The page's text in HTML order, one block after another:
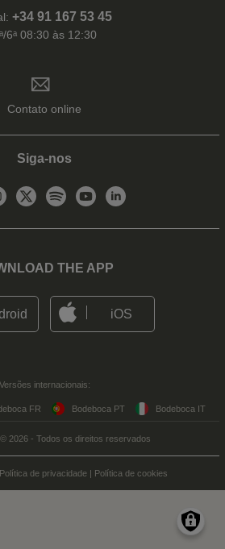
+34 91 167 53 45
6ᵃ 08:30 às 12:30
Contato online
Siga-nos
THE APP
iOS
Versões internacionais:
FR Bodeboca PT Bodeboca IT
2026 - Todos os direitos reservados
Política de privacidade | Política de cookies